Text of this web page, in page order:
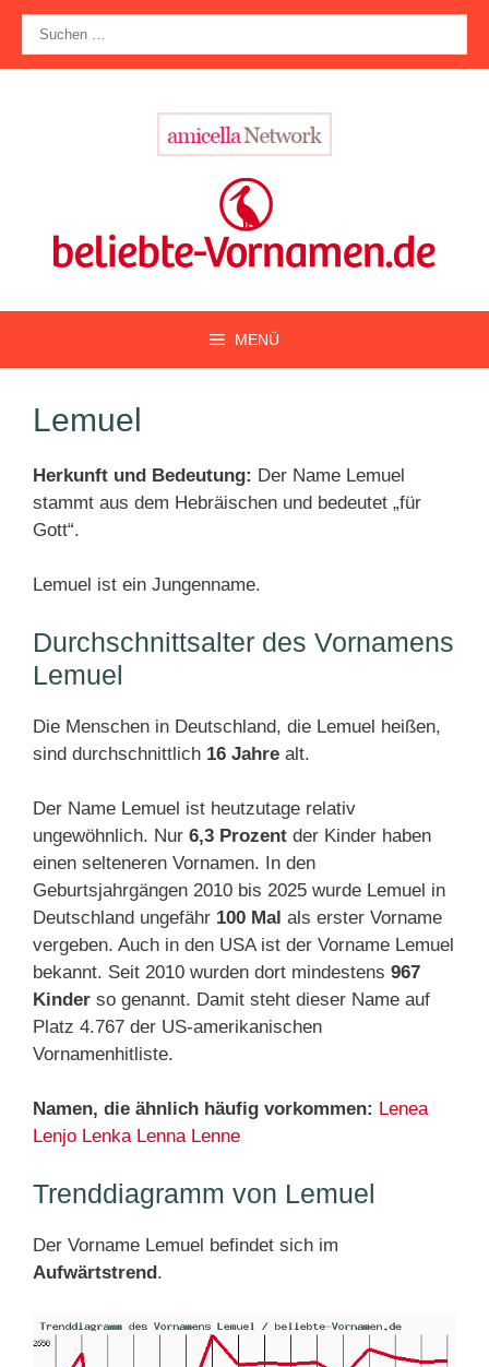
Zum
Inhalt
springen
nach:
MENÜ
Lemuel
Herkunft und Bedeutung: Der Name Lemuel
stammt aus dem Hebräischen und bedeutet „für
Gott“.
Lemuel ist ein Jungenname.
Durchschnittsalter des Vornamens
Lemuel
Die Menschen in Deutschland, die Lemuel heißen,
sind durchschnittlich 16 Jahre alt.
Der Name Lemuel ist heutzutage relativ
ungewöhnlich. Nur 6,3 Prozent der Kinder haben
einen selteneren Vornamen. In den
Geburtsjahrgängen 2010 bis 2025 wurde Lemuel in
Deutschland ungefähr 100 Mal als erster Vorname
vergeben. Auch in den USA ist der Vorname Lemuel
bekannt. Seit 2010 wurden dort mindestens 967
Kinder so genannt. Damit steht dieser Name auf
Platz 4.767 der US-amerikanischen
Vornamenhitliste.
Namen, die ähnlich häufig vorkommen: Lenea
Lenjo Lenka Lenna Lenne
Trenddiagramm von Lemuel
Der Vorname Lemuel befindet sich im
Aufwärtstrend.